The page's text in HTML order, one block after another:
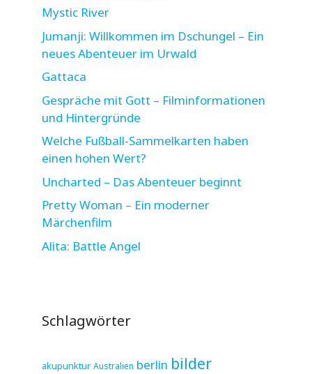
Mystic River
Jumanji: Willkommen im Dschungel – Ein
neues Abenteuer im Urwald
Gattaca
Gespräche mit Gott – Filminformationen
und Hintergründe
Welche Fußball-Sammelkarten haben
einen hohen Wert?
Uncharted – Das Abenteuer beginnt
Pretty Woman – Ein moderner
Märchenfilm
Alita: Battle Angel
Schlagwörter
akupunktur Australien berlin bilder